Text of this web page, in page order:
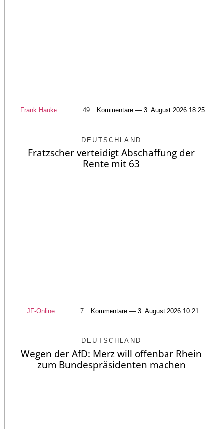
Frank Hauke 49 Kommentare — 3. August 2026 18:25
DEUTSCHLAND
Fratzscher verteidigt Abschaffung der
Rente mit 63
JF-Online 7 Kommentare — 3. August 2026 10:21
DEUTSCHLAND
Wegen der AfD: Merz will offenbar Rhein
zum Bundespräsidenten machen